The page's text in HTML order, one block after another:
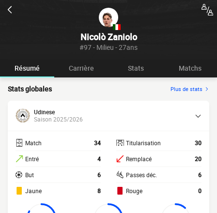
Nicolò Zaniolo
#97 - Milieu - 27ans
Résumé Carrière Stats Matchs
Stats globales Plus de stats
Udinese
Saison 2025/2026
Match 34
Entré 4
But 6
Jaune 8
Titularisation 30
Remplacé 20
Passes déc. 6
Rouge 0